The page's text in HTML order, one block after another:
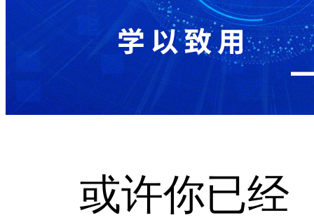
或许你已经